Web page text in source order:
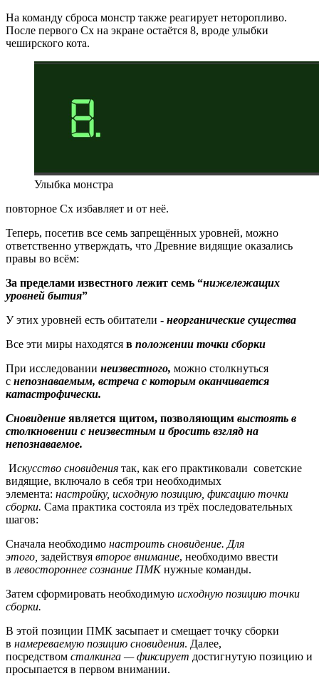
На команду сброса монстр также реагирует неторопливо.
После первого Сх на экране остаётся 8, вроде улыбки
чеширского кота.
Улыбка монстра
повторное Сх избавляет и от неё.
Теперь, посетив все семь запрещённых уровней, можно
ответственно утверждать, что Древние видящие оказались
правы во всём:
За пределами известного лежит семь “нижележащих
уровней бытия”
У этих уровней есть обитатели - неорганические существа
Все эти миры находятся в положении точки сборки
При исследовании неизвестного, можно столкнуться
с непознаваемым, встреча с которым оканчивается
катастрофически.
Сновидение является щитом, позволяющим выстоять в
столкновении с неизвестным и бросить взгляд на
непознаваемое.
Искусство сновидения так, как его практиковали советские
видящие, включало в себя три необходимых
элемента: настройку, исходную позицию, фиксацию точки
сборки. Сама практика состояла из трёх последовательных
шагов:
Сначала необходимо настроить сновидение. Для
этого, задействуя второе внимание, необходимо ввести
в левостороннее сознание ПМКнужные команды.
Затем сформировать необходимую исходную позицию точки
сборки.
В этой позиции ПМК засыпает и смещает точку сборки
в намереваемую позицию сновидения. Далее,
посредством сталкинга — фиксирует достигнутую позицию и
просыпается в первом внимании.